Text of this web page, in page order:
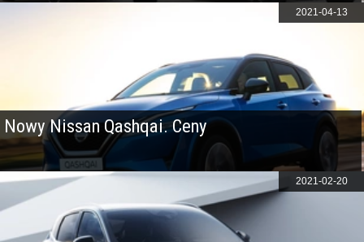
Nowy Nissan Qashqai. Ceny
2021-04-13
2021-02-20